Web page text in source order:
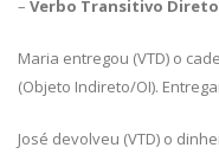
– Verbo Transitivo
Maria entregou (VTD) o
(Objeto Indireto/OI).
José devolveu (VTD) o